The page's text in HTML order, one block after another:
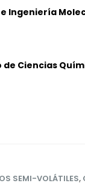
Ciencias
SEMI-VOLÁTILES,